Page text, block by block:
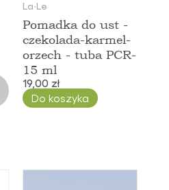
La∙Le
Pomadka do ust -
czekolada-karmel-
orzech - tuba PCR-
15 ml
19,00 zł
Do koszyka